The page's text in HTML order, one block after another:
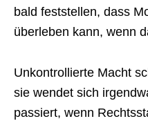
bald feststellen, dass
überleben kann, wenn
Unkontrollierte Macht
sie wendet sich
passiert, wenn